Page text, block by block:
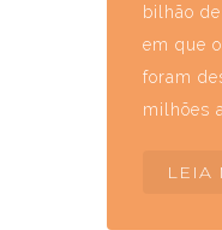
bilhão
em que
foram
milhões
LEIA